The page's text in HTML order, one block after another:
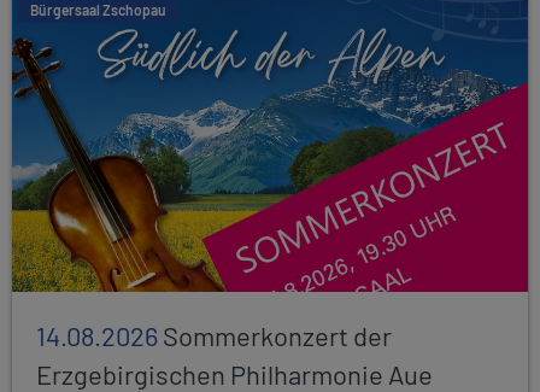
Bürgersaal Zschopau
14.08.2026Sommerkonzert der
Erzgebirgischen Philharmonie Aue